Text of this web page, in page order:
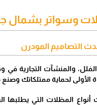
وسواتر بشمال
التصاميم المودرن
والمنشآت التجارية في
لحماية ممتلكاتك وصنع
أنواع المظلات التي يطلبها